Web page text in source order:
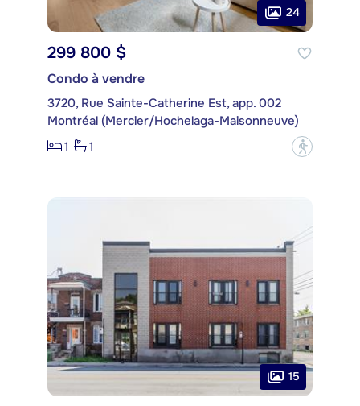
24
299 800 $
Condo à vendre
3720, Rue Sainte-Catherine Est, app. 002
Montréal (Mercier/Hochelaga-Maisonneuve)
1
1 ?
15